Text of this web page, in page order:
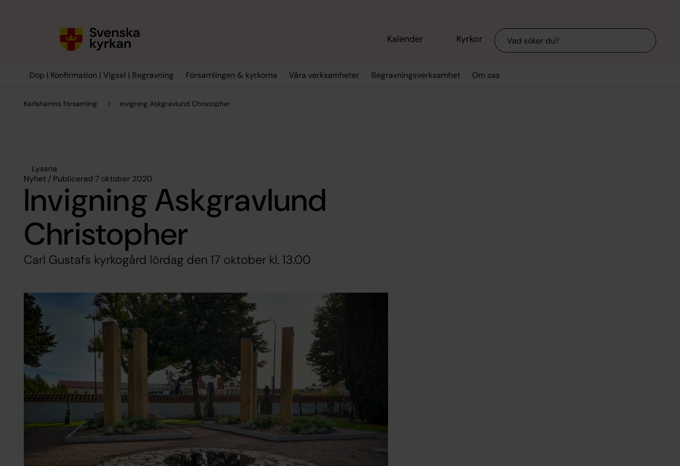
Kalender Kyrkor Sök
Dop | Konfirmation | Vigsel | Begravning Församlingen & kyrkorna Våra verksamheter Begravningsverksamhet Om oss
Karlshamns församling Invigning Askgravlund Christopher
Lyssna
Nyhet / Publicerad 7 oktober 2020
Invigning Askgravlund
Christopher
Carl Gustafs kyrkogård lördag den 17 oktober kl. 13.00